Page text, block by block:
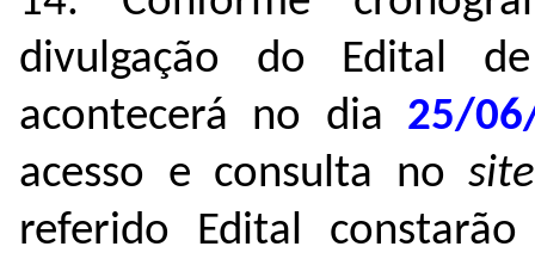
divulgação do Edital
acontecerá no dia 25/
acesso e consulta nosite
referido Edital